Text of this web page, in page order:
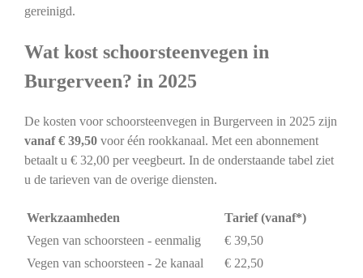
gereinigd.
Wat kost schoorsteenvegen in
Burgerveen? in 2025
De kosten voor schoorsteenvegen in Burgerveen in 2025 zijn
vanaf € 39,50voor één rookkanaal. Met een abonnement
betaalt u € 32,00 per veegbeurt. In de onderstaande tabel ziet
u de tarieven van de overige diensten.
Werkzaamheden
Tarief (vanaf*)
Vegen van schoorsteen - eenmalig
€ 39,50
Vegen van schoorsteen - 2e kanaal
€ 22,50